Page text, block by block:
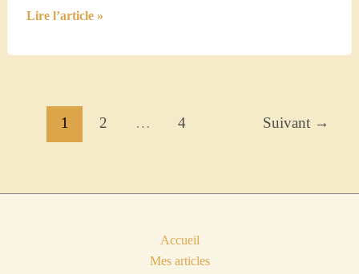
Dédicace…
Lire l’article »
1 2 … 4 Suivant →
Accueil
Mes articles